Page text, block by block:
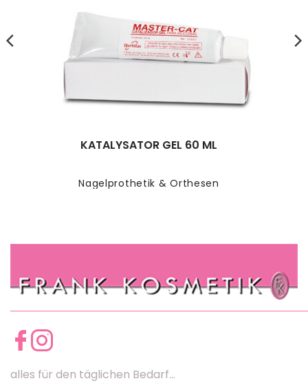
Nagelprothetik & Orthesen
KATALYSATOR GEL 60 ML
alles für den täglichen Bedarf...